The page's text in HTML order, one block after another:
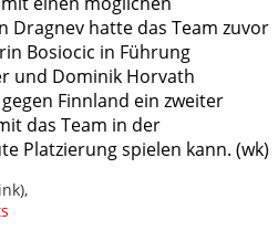
Dragnev hatte das Team zuvor
Bosiocic in Führung
und Dominik Horvath
Finnland ein zweiter
das Team in der
Platzierung spielen kann. (wk)